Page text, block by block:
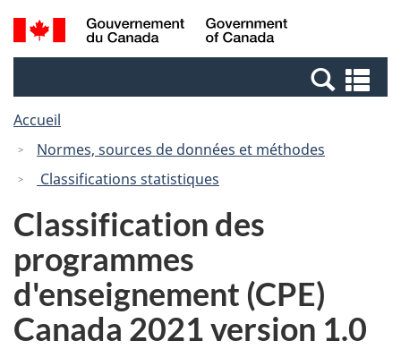
Passer
au
Passer
à
Canada
Recherche
et
et
Accueil
Normes, sources de données et méthodes
Classifications statistiques
Classification des
programmes
d'enseignement (CPE)
Canada 2021 version 1.0